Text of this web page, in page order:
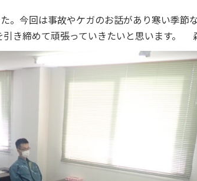
。今回は事故やケガのお話があり寒い季節
引き締めて頑張っていきたいと思います。